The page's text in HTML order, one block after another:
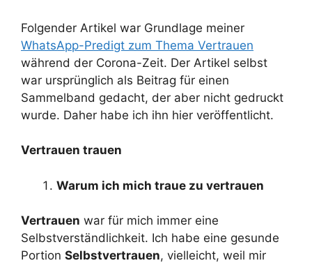
Folgender Artikel war Grundlage meiner
WhatsApp-Predigt zum Thema Vertrauen
während der Corona-Zeit. Der Artikel selbst
war ursprünglich als Beitrag für einen
Sammelband gedacht, der aber nicht gedruckt
wurde. Daher habe ich ihn hier veröffentlicht.
Vertrauen trauen
Warum ich mich traue zu vertrauen
Vertrauen war für mich immer eine
Selbstverständlichkeit. Ich habe eine gesunde
Portion Selbstvertrauen, vielleicht, weil mir